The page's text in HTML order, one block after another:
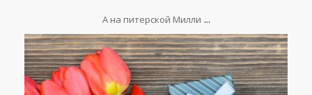
А на питерской Милли ...
lesclefsdorrussia